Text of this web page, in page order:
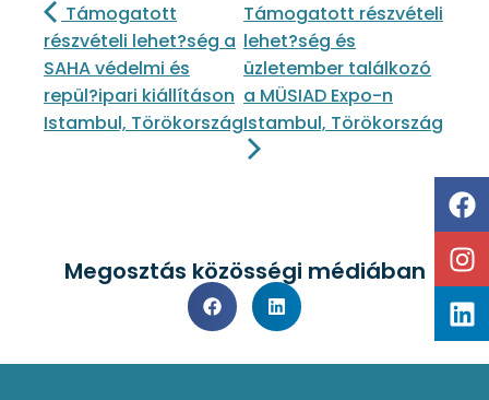
Támogatott
részvételi lehet?ség a
SAHA védelmi és
repül?ipari kiállításon
Istambul, Törökország
Támogatott részvételi
lehet?ség és
üzletember találkozó
a MÜSIAD Expo-n
Istambul, Törökország
Megosztás közösségi médiában